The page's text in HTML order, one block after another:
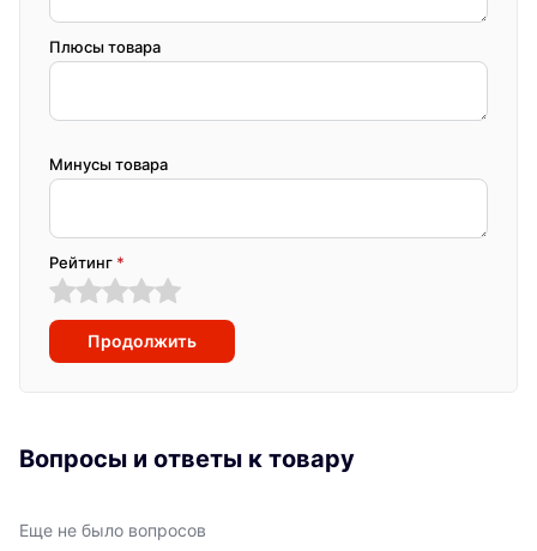
Плюсы товара
Минусы товара
Рейтинг *
Продолжить
Вопросы и ответы к товару
Еще не было вопросов